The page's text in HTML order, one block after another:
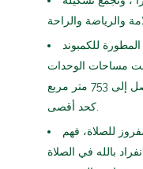
للكمبوند
مساحات الوحدات
ما بين 120 متر مربع كحد أدنى، وتصل إلى 753 متر مربع
كحد أقصى.
للصلاة، فهم
بالله في الصلاة